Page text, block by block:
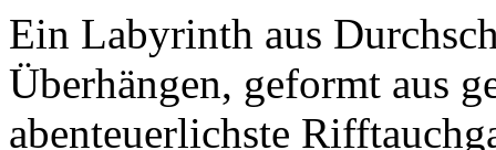
Ein Labyrinth aus
Überhängen, geformt aus
abenteuerlichste